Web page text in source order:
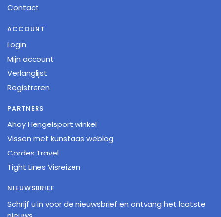
Contact
ACCOUNT
Login
Mijn account
Verlanglijst
Registreren
PARTNERS
Ahoy Hengelsport winkel
Vissen met kunstaas weblog
Cordes Travel
Tight Lines Visreizen
NIEUWSBRIEF
Schrijf u in voor de nieuwsbrief en ontvang het laatste